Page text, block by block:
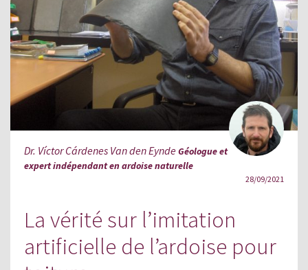
Dr. Víctor Cárdenes Van den EyndeGéologue et
expert indépendant en ardoise naturelle
28/09/2021
La vérité sur l’imitation
artificielle de l’ardoise pour